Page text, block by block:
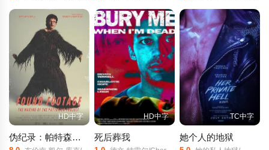
HD中字
伪纪录：帕特森计划拍摄实录
HD中字
死后葬我
TC中字
她个人的地狱